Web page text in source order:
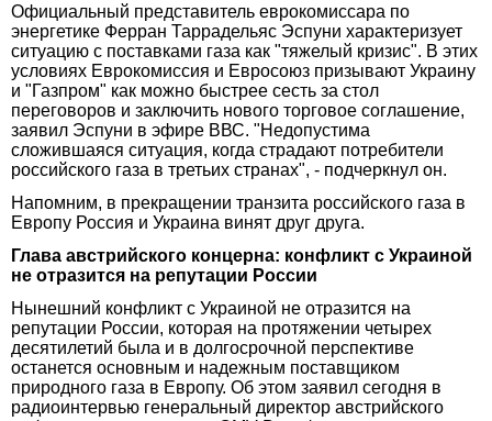
Официальный представитель еврокомиссара по
энергетике Ферран Таррадельяс Эспуни характеризует
ситуацию с поставками газа как "тяжелый кризис". В этих
условиях Еврокомиссия и Евросоюз призывают Украину
и "Газпром" как можно быстрее сесть за стол
переговоров и заключить нового торговое соглашение,
заявил Эспуни в эфире ВВС. "Недопустима
сложившаяся ситуация, когда страдают потребители
российского газа в третьих странах", - подчеркнул он.
Напомним, в прекращении транзита российского газа в
Европу Россия и Украина винят друг друга.
Глава австрийского концерна: конфликт с Украиной
не отразится на репутации России
Нынешний конфликт с Украиной не отразится на
репутации России, которая на протяжении четырех
десятилетий была и в долгосрочной перспективе
останется основным и надежным поставщиком
природного газа в Европу. Об этом заявил сегодня в
радиоинтервью генеральный директор австрийского